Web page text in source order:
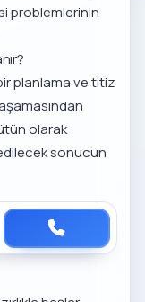
problemlerinin
planlama ve titiz
olarak
sonucun